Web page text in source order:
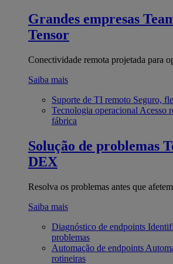
Grandes empresas
Tensor
Conectividade remota projetada para
Saiba mais
Suporte de TI remoto Seguro,
Tecnologia operacional Acesso
fábrica
Solução de problemas
DEX
Resolva os problemas antes que
Saiba mais
Diagnóstico de endpoints
problemas
Automação de endpoints
rotineiras